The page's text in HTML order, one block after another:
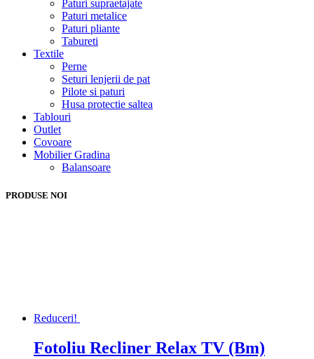
Paturi supraetajate
Paturi metalice
Paturi pliante
Tabureti
Textile
Perne
Seturi lenjerii de pat
Pilote si paturi
Husa protectie saltea
Tablouri
Outlet
Covoare
Mobilier Gradina
Balansoare
PRODUSE NOI
Reduceri!
Fotoliu Recliner Relax TV (Bm)